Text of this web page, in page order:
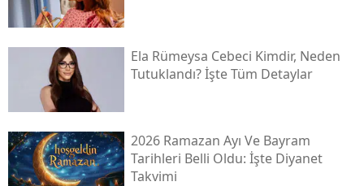
Ela Rümeysa Cebeci Kimdir, Neden
Tutuklandı? İşte Tüm Detaylar
2026 Ramazan Ayı Ve Bayram
Tarihleri Belli Oldu: İşte Diyanet
Takvimi